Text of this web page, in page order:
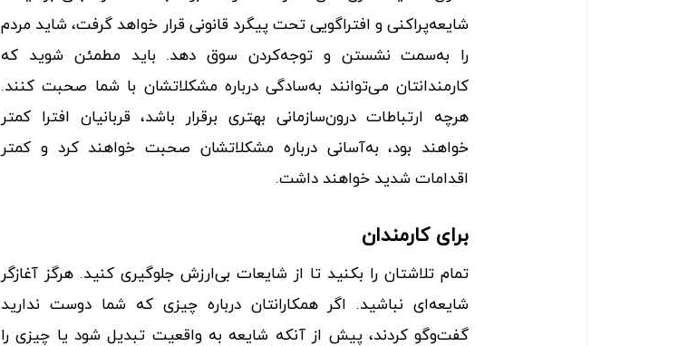
شایعه‌پراکنی‌ و افتراگویی تحت پیگرد قانونی قرار خواهد گرفت، شاید مردم
را به‌سمت نشستن و توجه‌کردن سوق دهد. باید مطمئن شوید که
کارمندانتان می‌توانند به‌سادگی درباره مشکلاتشان با شما صحبت کنند.
هرچه ارتباطات درون‌سازمانی بهتری برقرار باشد، قربانیان افترا کمتر
خواهند بود، به‌آسانی درباره مشکلاتشان صحبت خواهند کرد و کمتر
اقدامات شدید خواهند داشت.
برای کارمندان
تمام تلاشتان را بکنید تا از شایعات بی‌ارزش جلوگیری کنید. هرگز آغازگر
شایعه‌ای نباشید. اگر همکارانتان درباره چیزی که شما دوست ندارید
گفت‌و‌گو کردند، پیش از آنکه شایعه به واقعیت تبدیل شود یا چیزی را